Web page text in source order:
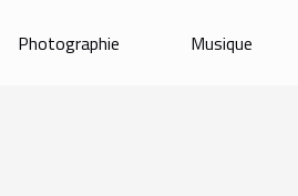
Photographie Musique